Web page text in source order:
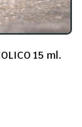
15 ml.